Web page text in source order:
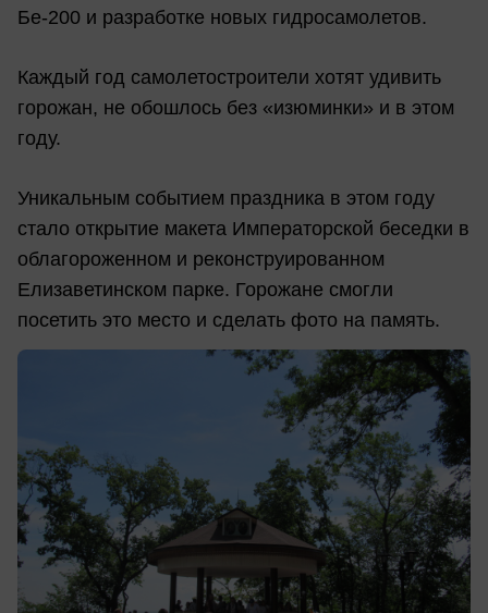
Бе-200 и разработке новых гидросамолетов.
Каждый год самолетостроители хотят удивить
горожан, не обошлось без «изюминки» и в этом
году.
Уникальным событием праздника в этом году
стало открытие макета Императорской беседки в
облагороженном и реконструированном
Елизаветинском парке. Горожане смогли
посетить это место и сделать фото на память.